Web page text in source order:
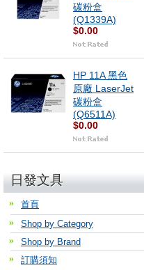
碳粉盒
(Q1339A)
$0.00
HP 11A 黑色
原廠 LaserJet
碳粉盒
(Q6511A)
$0.00
日發文具
首頁
Shop by Category
Shop by Brand
訂購須知